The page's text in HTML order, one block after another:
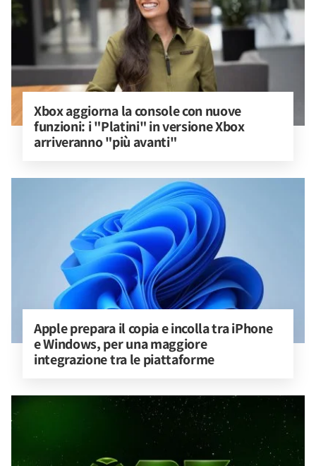
Xbox aggiorna la console con nuove
funzioni: i "Platini" in versione Xbox
arriveranno "più avanti"
Apple prepara il copia e incolla tra iPhone
e Windows, per una maggiore
integrazione tra le piattaforme